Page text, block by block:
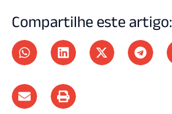
Compartilhe este artigo: